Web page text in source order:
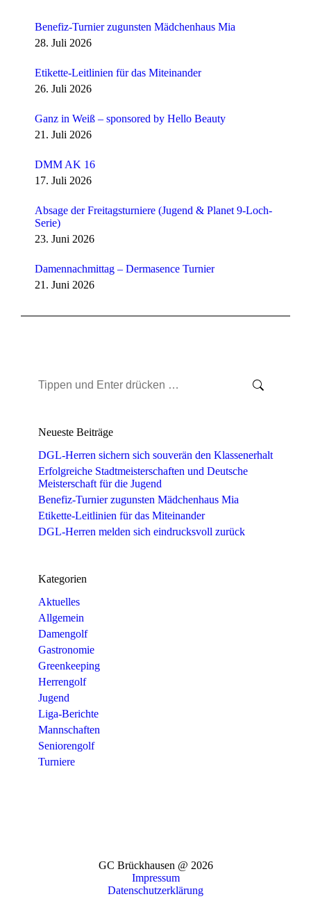
Benefiz-Turnier zugunsten Mädchenhaus Mia
28. Juli 2026
Etikette-Leitlinien für das Miteinander
26. Juli 2026
Ganz in Weiß – sponsored by Hello Beauty
21. Juli 2026
DMM AK 16
17. Juli 2026
Absage der Freitagsturniere (Jugend & Planet 9-Loch-
Serie)
23. Juni 2026
Damennachmittag – Dermasence Turnier
21. Juni 2026
Search:
Neueste Beiträge
DGL-Herren sichern sich souverän den Klassenerhalt
Erfolgreiche Stadtmeisterschaften und Deutsche
Meisterschaft für die Jugend
Benefiz-Turnier zugunsten Mädchenhaus Mia
Etikette-Leitlinien für das Miteinander
DGL-Herren melden sich eindrucksvoll zurück
Kategorien
Aktuelles
Allgemein
Damengolf
Gastronomie
Greenkeeping
Herrengolf
Jugend
Liga-Berichte
Mannschaften
Seniorengolf
Turniere
GC Brückhausen @ 2026
Impressum
Datenschutzerklärung